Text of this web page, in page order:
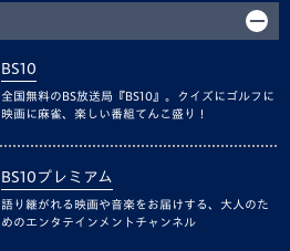
BS10
全国無料のBS放送局『BS10』。クイズにゴルフに
映画に麻雀、楽しい番組てんこ盛り！
BS10プレミアム
語り継がれる映画や音楽をお届けする、大人のた
めのエンタテインメントチャンネル